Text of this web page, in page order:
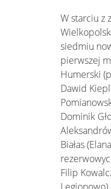
W starciu z
siedmiu
pierwszej
Humerski
Dawid
Dominik
Białas
Filip